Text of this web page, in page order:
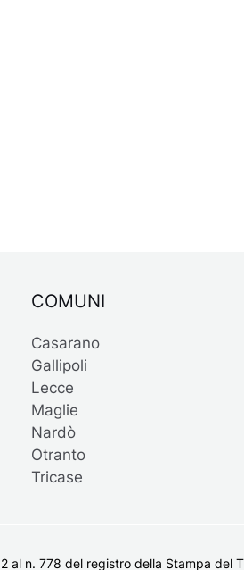
COMUNI
Casarano
Gallipoli
Lecce
Maglie
Nardò
Otranto
Tricase
al n. 778 del registro della Stampa del